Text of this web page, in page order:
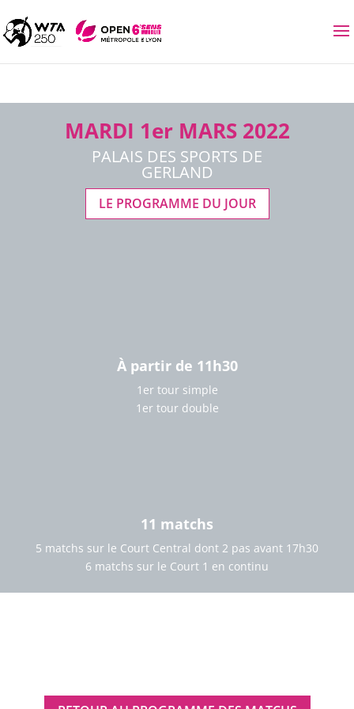
MARDI 1er MARS 2022
PALAIS DES SPORTS DE
GERLAND
LE PROGRAMME DU JOUR
À partir de 11h30
1er tour simple
1er tour double
11 matchs
5 matchs sur le Court Central dont 2 pas avant 17h30
6 matchs sur le Court 1 en continu